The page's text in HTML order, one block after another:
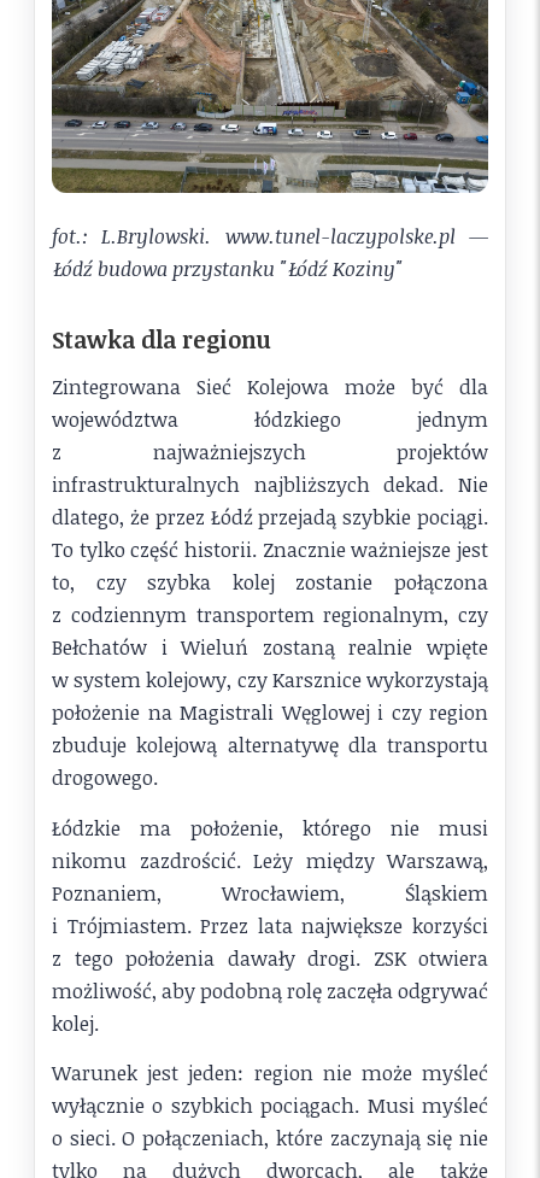
fot.: L.Brylowski. www.tunel-laczypolske.pl —
Łódź budowa przystanku "Łódź Koziny"
Stawka dla regionu
Zintegrowana Sieć Kolejowa może być dla
województwa łódzkiego jednym
z najważniejszych projektów
infrastrukturalnych najbliższych dekad. Nie
dlatego, że przez Łódź przejadą szybkie pociągi.
To tylko część historii. Znacznie ważniejsze jest
to, czy szybka kolej zostanie połączona
z codziennym transportem regionalnym, czy
Bełchatów i Wieluń zostaną realnie wpięte
w system kolejowy, czy Karsznice wykorzystają
położenie na Magistrali Węglowej i czy region
zbuduje kolejową alternatywę dla transportu
drogowego.
Łódzkie ma położenie, którego nie musi
nikomu zazdrościć. Leży między Warszawą,
Poznaniem, Wrocławiem, Śląskiem
i Trójmiastem. Przez lata największe korzyści
z tego położenia dawały drogi. ZSK otwiera
możliwość, aby podobną rolę zaczęła odgrywać
kolej.
Warunek jest jeden: region nie może myśleć
wyłącznie o szybkich pociągach. Musi myśleć
o sieci. O połączeniach, które zaczynają się nie
tylko na dużych dworcach, ale także